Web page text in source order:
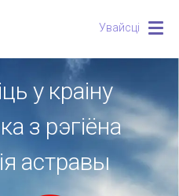
Увайсці
у краіну
з рэгіёна
астравы